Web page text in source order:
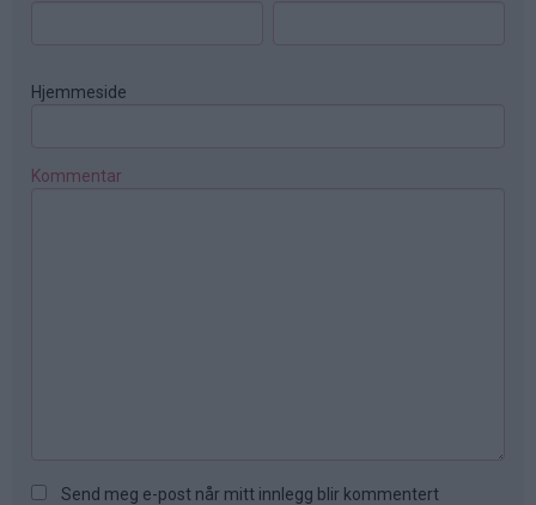
Hjemmeside
Kommentar
Send meg e-post når mitt innlegg blir kommentert